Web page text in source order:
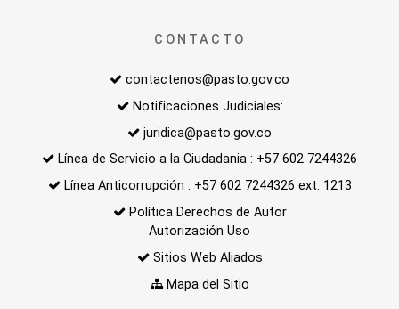
CONTACTO
contactenos@pasto.gov.co
Notificaciones Judiciales:
juridica@pasto.gov.co
Línea de Servicio a la Ciudadania : +57 602 7244326
Línea Anticorrupción : +57 602 7244326 ext. 1213
Política Derechos de Autor
Autorización Uso
Sitios Web Aliados
Mapa del Sitio